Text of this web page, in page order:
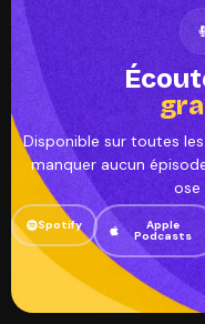
Disponible sur toutes
manquer aucun
ose
Spotify Apple
Podcasts